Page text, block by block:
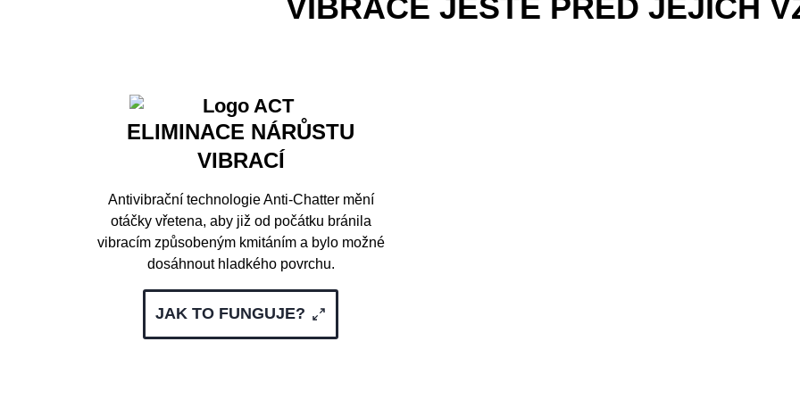
VIBRACE JEŠTĚ PŘED JEJICH
ELIMINACE NÁRŮSTU
VIBRACÍ
Antivibrační technologie Anti-Chatter mění
otáčky vřetena, aby již od počátku bránila
vibracím způsobeným kmitáním a bylo možné
dosáhnout hladkého povrchu.
JAK TO FUNGUJE?